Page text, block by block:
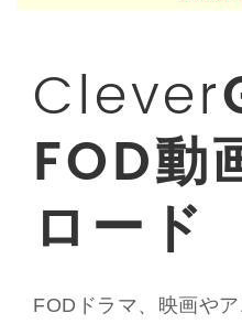
Clever
FOD動
ロード
FODドラマ、映画や